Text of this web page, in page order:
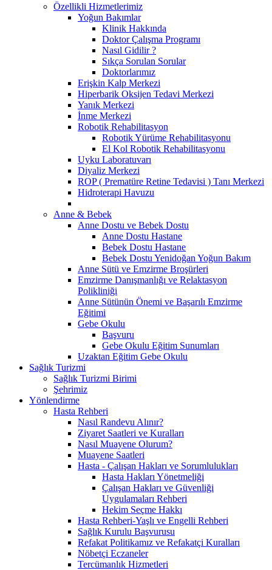
Özellikli Hizmetlerimiz
Yoğun Bakımlar
Klinik Hakkında
Doktor Çalışma Programı
Nasıl Gidilir ?
Sıkça Sorulan Sorular
Doktorlarımız
Erişkin Kalp Merkezi
Hiperbarik Oksijen Tedavi Merkezi
Yanık Merkezi
İnme Merkezi
Robotik Rehabilitasyon
Robotik Yürüme Rehabilitasyonu
El Kol Robotik Rehabilitasyonu
Uyku Laboratuvarı
Diyaliz Merkezi
ROP ( Prematüre Retine Tedavisi ) Tanı Merkezi
Hidroterapi Havuzu
Anne & Bebek
Anne Dostu ve Bebek Dostu
Anne Dostu Hastane
Bebek Dostu Hastane
Bebek Dostu Yenidoğan Yoğun Bakım
Anne Sütü ve Emzirme Broşürleri
Emzirme Danışmanlığı ve Relaktasyon
Polikliniği
Anne Sütünün Önemi ve Başarılı Emzirme
Eğitimi
Gebe Okulu
Başvuru
Gebe Okulu Eğitim Sunumları
Uzaktan Eğitim Gebe Okulu
Sağlık Turizmi
Sağlık Turizmi Birimi
Şehrimiz
Yönlendirme
Hasta Rehberi
Nasıl Randevu Alınır?
Ziyaret Saatleri ve Kuralları
Nasıl Muayene Olurum?
Muayene Saatleri
Hasta - Çalışan Hakları ve Sorumlulukları
Hasta Hakları Yönetmeliği
Çalışan Hakları ve Güvenliği
Uygulamaları Rehberi
Hekim Seçme Hakkı
Hasta Rehberi-Yaşlı ve Engelli Rehberi
Sağlık Kurulu Başvurusu
Refakat Politikamız ve Refakatçi Kuralları
Nöbetçi Eczaneler
Tercümanlık Hizmetleri